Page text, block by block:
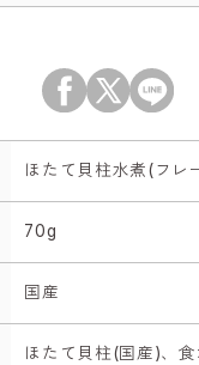
ほたて貝柱水煮(フレ
70g
国産
ほたて貝柱(国産)、食